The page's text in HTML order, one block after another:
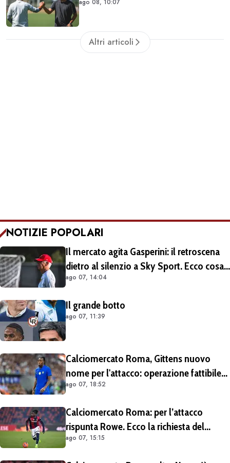
Altri articoli
NOTIZIE POPOLARI
Il mercato agita Gasperini: il retroscena
dietro al silenzio a Sky Sport. Ecco cosa
è emerso dal meeting con la proprietà
ago 07, 14:04
Il grande botto
ago 07, 11:39
Calciomercato Roma, Gittens nuovo
nome per l'attacco: operazione fattibile
solo in prestito
ago 07, 18:52
Calciomercato Roma: per l’attacco
rispunta Rowe. Ecco la richiesta del
Bologna
ago 07, 15:15